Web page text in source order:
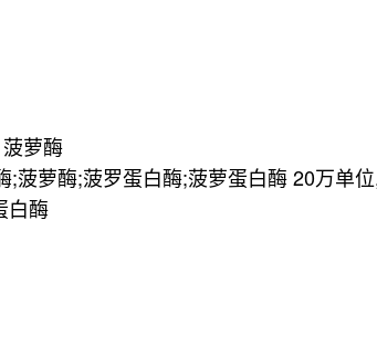
萝酶
;菠萝酶;菠罗蛋白酶;菠萝蛋白酶 20万单
白酶